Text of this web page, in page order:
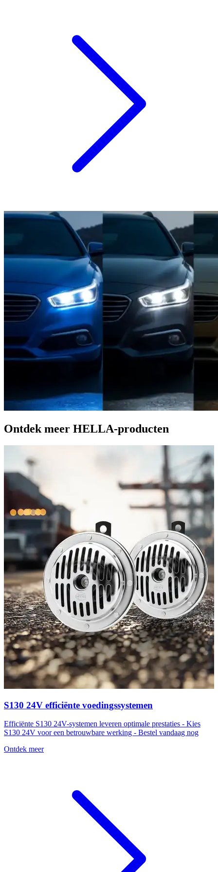
Ontdek meer HELLA-producten
S130 24V efficiënte voedingssystemen
Efficiënte S130 24V-systemen leveren optimale prestaties - Kies
S130 24V voor een betrouwbare werking - Bestel vandaag nog
Ontdek meer